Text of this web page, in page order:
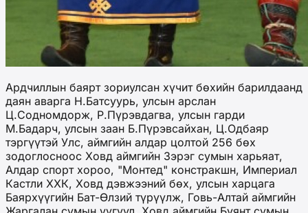
Ардчиллын баярт зориулсан хүчит бөхийн барилдаанд
даян аварга Н.Батсуурь, улсын арслан
Ц.Содномдорж, Р.Пүрэвдагва, улсын гарди
М.Бадарч, улсын заан Б.Пүрэвсайхан, Ц.Одбаяр
тэргүүтэй Улс, аймгийн алдар цолтой 256 бөх
зодоглосноос Ховд аймгийн Зэрэг сумын харьяат,
Алдар спорт хороо, "Монтед" констракшн, Империал
Кастли ХХК, Ховд дэвжээний бөх, улсын харцага
Баярхүүгийн Бат-Өлзий түрүүлж, Говь-Алтай аймгийн